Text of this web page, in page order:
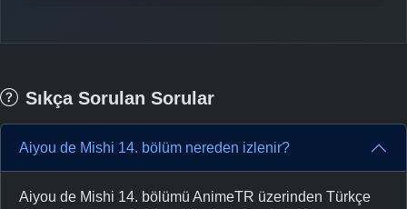
Sıkça Sorulan Sorular
Aiyou de Mishi 14. bölüm nereden izlenir?
Aiyou de Mishi 14. bölümü AnimeTR üzerinden Türkçe